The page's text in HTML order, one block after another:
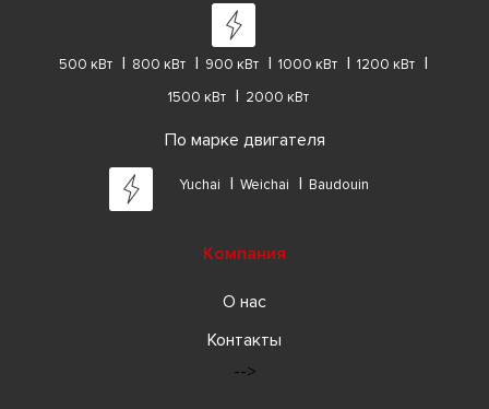
500 кВт 800 кВт 900 кВт 1000 кВт
1200 кВт
1500 кВт
2000 кВт
По марке двигателя
Yuchai Weichai Baudouin
Компания
О нас
Контакты
-->